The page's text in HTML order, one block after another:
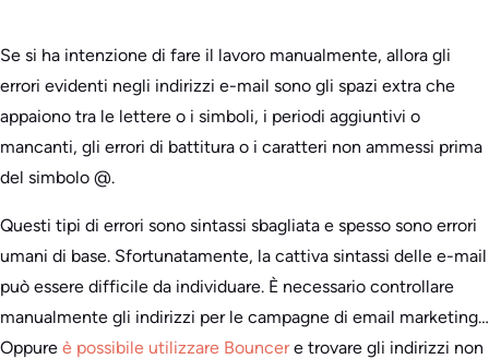
Se si ha intenzione di fare il lavoro manualmente, allora gli
errori evidenti negli indirizzi e-mail sono gli spazi extra che
appaiono tra le lettere o i simboli, i periodi aggiuntivi o
mancanti, gli errori di battitura o i caratteri non ammessi prima
del simbolo @.
Questi tipi di errori sono sintassi sbagliata e spesso sono errori
umani di base. Sfortunatamente, la cattiva sintassi delle e-mail
può essere difficile da individuare. È necessario controllare
manualmente gli indirizzi per le campagne di email marketing…
Oppure è possibile utilizzare Bouncere trovare gli indirizzi non